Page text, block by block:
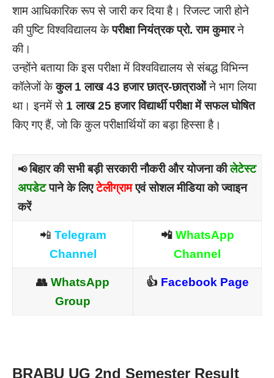
शाम आधिकारिक रूप से जारी कर दिया है। रिजल्ट जारी होने
की पुष्टि विश्वविद्यालय केपरीक्षा नियंत्रक प्रो. राम कुमारने
की।
उन्होंने बताया कि इस परीक्षा में विश्वविद्यालय से संबद्ध विभिन्न
कॉलेजों केकुल 1 लाख 43 हजार छात्र-छात्राओंने भाग लिया
था। इनमें से 1 लाख 25 हजार विद्यार्थी परीक्षा में सफल घोषित
किए गए हैं, जो कि कुल परीक्षार्थियों का बड़ा हिस्सा है।
📢बिहार की सभी बड़ी सरकारी नौकरी और योजना कीलेटेस्ट
अपडेटपाने के लिएटेलीग्रामएवं सोशल मीडिया को ज्वाइन
करें
📲 Telegram
Channel
📲 WhatsApp
Channel
👥 WhatsApp
Group
👍 Facebook Page
BRABU UG 2nd Semester Result